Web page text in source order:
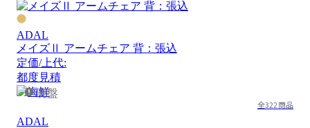
ADAL
メイズⅡ アームチェア 背：張込
定価/上代:
都度見積
廃盤
全322商品
ADAL